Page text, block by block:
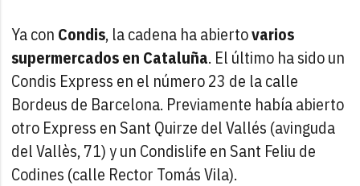
Ya con Condis, la cadena ha abiertovarios
supermercados en Cataluña. El último ha sido un
Condis Express en el número 23 de la calle
Bordeus de Barcelona. Previamente había abierto
otro Express en Sant Quirze del Vallés (avinguda
del Vallès, 71) y un Condislife en Sant Feliu de
Codines (calle Rector Tomás Vila).